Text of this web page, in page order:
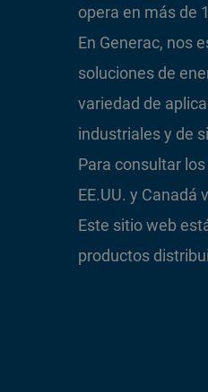
opera en más de
En Generac, nos
soluciones de
variedad de
industriales y de
Para consultar
EE.UU. y Canadá
Este sitio web
productos